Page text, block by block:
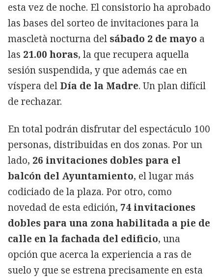
esta vez de noche. El consistorio ha aprobado
las bases del sorteo de invitaciones para la
mascletà nocturna del sábado 2 de mayo a
las 21.00 horas, la que recupera aquella
sesión suspendida, y que además cae en
víspera del Día de la Madre. Un plan difícil
de rechazar.
En total podrán disfrutar del espectáculo 100
personas, distribuidas en dos zonas. Por un
lado, 26 invitaciones dobles para el
balcón del Ayuntamiento, el lugar más
codiciado de la plaza. Por otro, como
novedad de esta edición, 74 invitaciones
dobles para una zona habilitada a pie de
calle en la fachada del edificio, una
opción que acerca la experiencia a ras de
suelo y que se estrena precisamente en esta